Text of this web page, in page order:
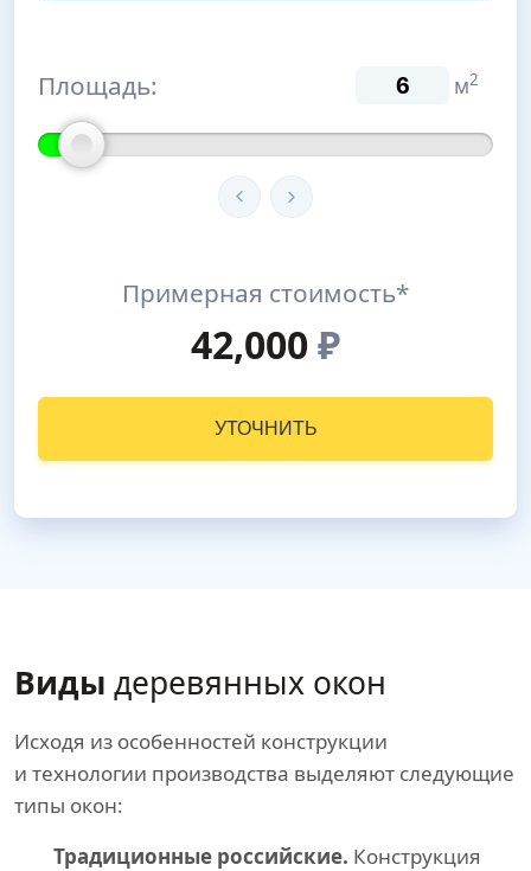
Площадь: м2
Примерная стоимость*
42,000₽
УТОЧНИТЬ
Виды деревянных окон
Исходя из особенностей конструкции
и технологии производства выделяют следующие
типы окон:
Традиционные российские. Конструкция